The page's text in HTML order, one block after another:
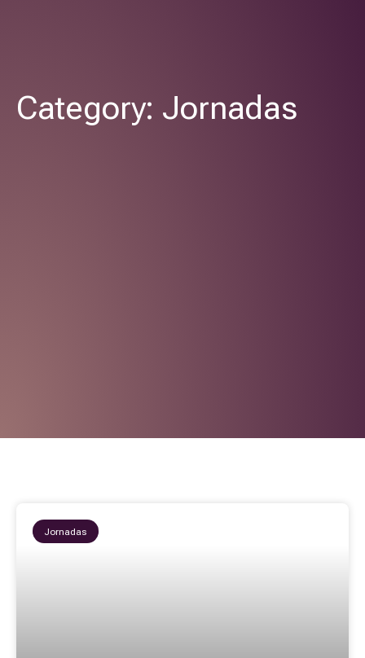
Category: Jornadas
Jornadas